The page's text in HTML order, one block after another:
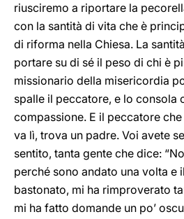
riusciremo a riportare la
con la santità di vita che è
di riforma nella Chiesa. La
portare su di sé il peso di chi è
missionario della misericordia
spalle il peccatore, e lo consola
compassione. E il peccatore
va lì, trova un padre. Voi avete
sentito, tanta gente che dice:
perché sono andato una volta e
bastonato, mi ha rimproverato
mi ha fatto domande un po’